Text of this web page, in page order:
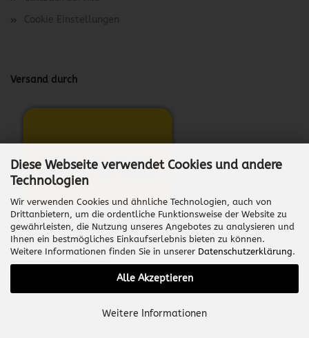
Diese Webseite verwendet Cookies und andere
Technologien
Wir verwenden Cookies und ähnliche Technologien, auch von
Drittanbietern, um die ordentliche Funktionsweise der Website zu
gewährleisten, die Nutzung unseres Angebotes zu analysieren und
Ihnen ein bestmögliches Einkaufserlebnis bieten zu können.
Weitere Informationen finden Sie in unserer Datenschutzerklärung.
Alle Akzeptieren
Weitere Informationen
Cookie Einstellungen
Versand durch
Vertrag widerrufen